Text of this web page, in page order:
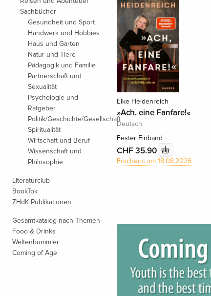
Sachbücher
Gesundheit und Sport
Handwerk und Hobbies
Haus und Garten
Natur und Tiere
Pädagogik und Familie
Partnerschaft und
Sexualität
Psychologie und
Ratgeber
Politik/Geschichte/Gesellschaft
Spiritualität
Wirtschaft und Beruf
Wissenschaft und
Philosophie
Literaturclub
BookTok
ZHdK Publikationen
Gesamtkatalog nach Themen
Food & Drinks
Weltenbummler
Coming of Age
Elke Heidenreich
»Ach, eine Fanfare!«
Deutsch
Fester Einband
CHF 35.90
Erscheint am 18.08.2026